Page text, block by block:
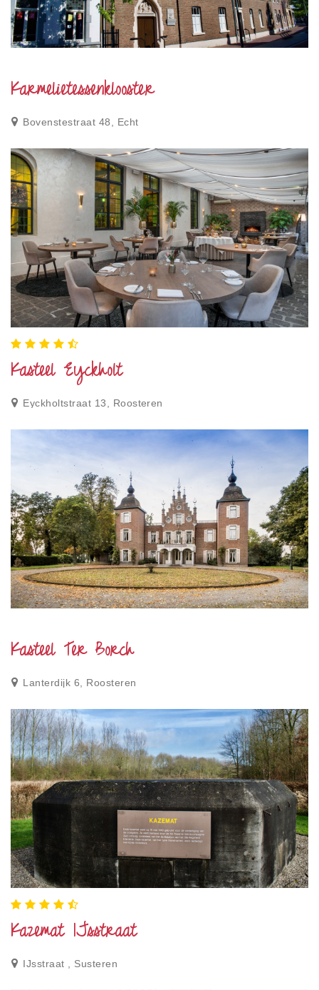
Karmelietessenklooster
Bovenstestraat 48, Echt
Kasteel Eyckholt
Eyckholtstraat 13, Roosteren
Kasteel Ter Borch
Lanterdijk 6, Roosteren
Kazemat IJsstraat
IJsstraat , Susteren